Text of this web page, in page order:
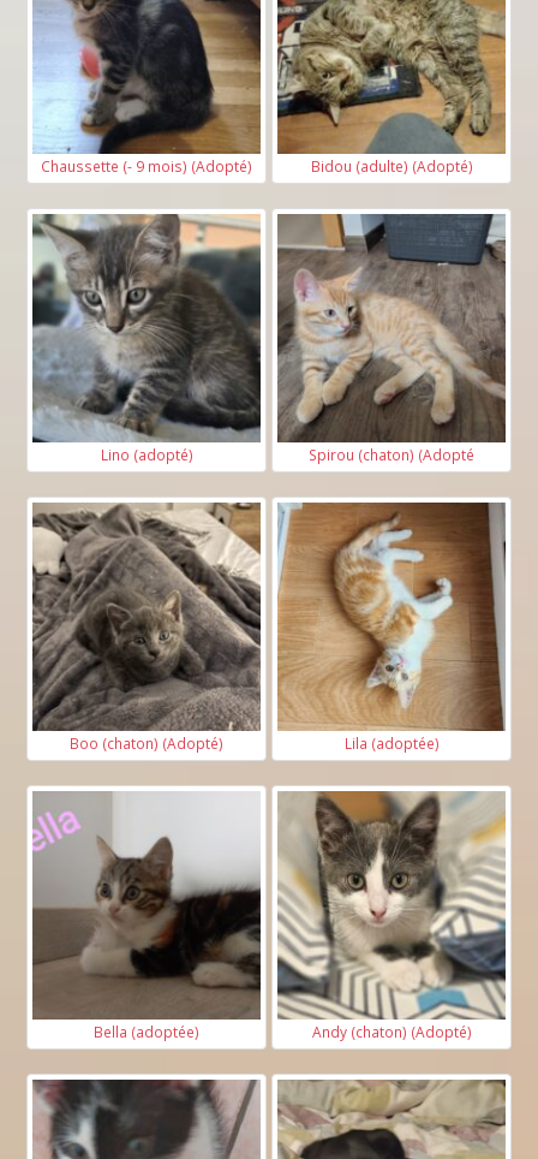
Chaussette (- 9 mois) (Adopté) Bidou (adulte) (Adopté)
Lino (adopté) Spirou (chaton) (Adopté
Boo (chaton) (Adopté) Lila (adoptée)
Bella (adoptée) Andy (chaton) (Adopté)